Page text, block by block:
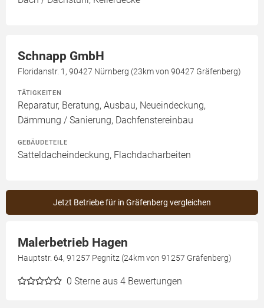
Schnapp GmbH
Floridanstr. 1, 90427 Nürnberg (23km von 90427 Gräfenberg)
TÄTIGKEITEN
Reparatur, Beratung, Ausbau, Neueindeckung,
Dämmung / Sanierung, Dachfenstereinbau
GEBÄUDETEILE
Satteldacheindeckung, Flachdacharbeiten
Jetzt Betriebe für in Gräfenberg vergleichen
Malerbetrieb Hagen
Hauptstr. 64, 91257 Pegnitz (24km von 91257 Gräfenberg)
0 Sterne aus 4 Bewertungen